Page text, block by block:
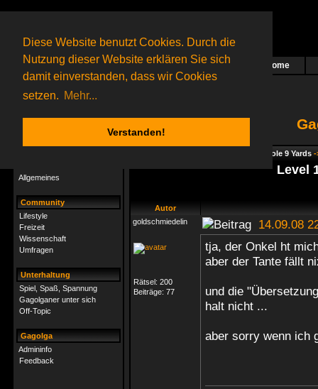
Diese Website benutzt Cookies. Durch die
Nutzung dieser Website erklären Sie sich
damit einverstanden, dass wir Cookies
setzen. Mehr...
Verstanden!
Das nächste Rätsel ist in Arbeit Home
20 Gagolganeronline(0 registrierte und 20 Gäste)
Gagolganer:
9732Rätsel online:
Allgemeines
Community
Lifestyle
Freizeit
Wissenschaft
Umfragen
Unterhaltung
Spiel, Spaß, Spannung
Gagolganer unter sich
Off-Topic
Gagolga
Admininfo
Feedback
Gagolga - Whole 9 Yards
Level
Autor
goldschmiedelin
14.09.08
Rätsel: 200
Beiträge: 77
tja, der Onkel ht
aber der Tante fällt
und die
halt nicht ...
aber sorry wenn ich